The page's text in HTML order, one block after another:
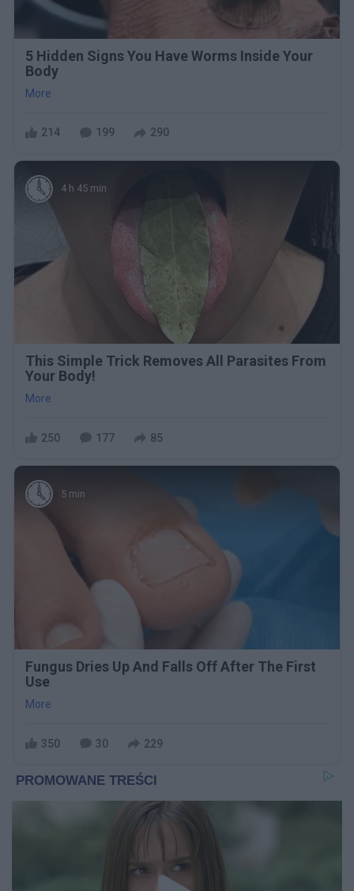
5 Hidden Signs You Have Worms Inside Your
Body
More
214 199 290
4 h 45 min
This Simple Trick Removes All Parasites From
Your Body!
More
250 177 85
5 min
Fungus Dries Up And Falls Off After The First
Use
More
350 30 229